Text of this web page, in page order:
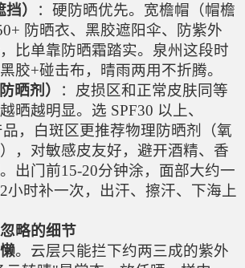
）
：硬防晒优先。宽檐帽（帽檐
防晒衣、黑胶遮阳伞、防紫外
比单靠防晒霜踏实。泉州这段时
胶+碰击布，晴雨两用不折腾。
晒剂）
：皮损区和正常皮肤同等
晒越明显。选 SPF30 以上、
，白斑区更推荐物理防晒剂（氧
，对敏感皮友好，避开酒精、香
出门前15-20分钟涂，面部大约一
小时补一次，出汗、擦汗、下海上
略的细节
。云层只能拦下约两三成的紫外